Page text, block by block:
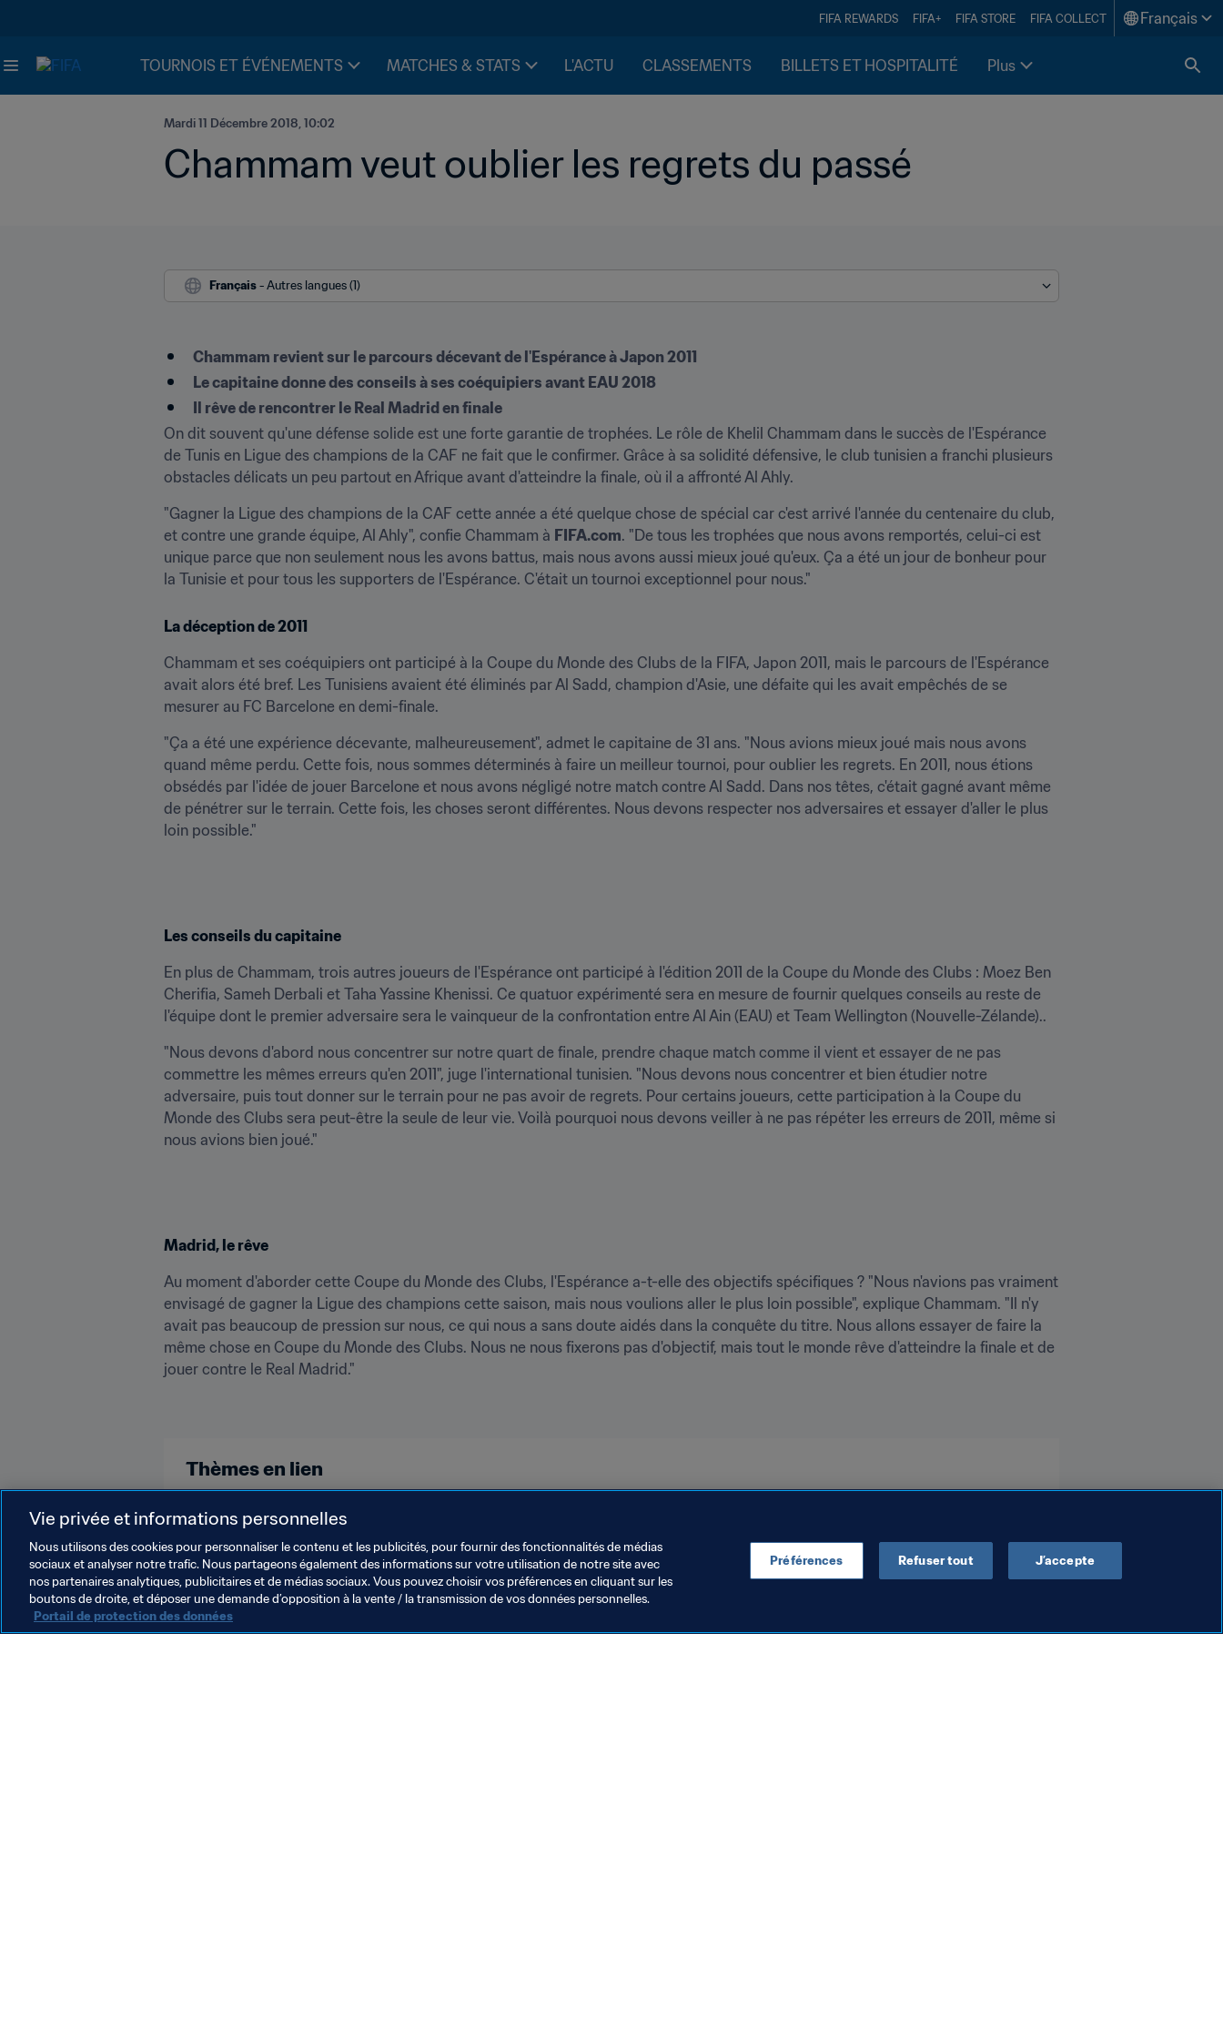
FIFA REWARDS FIFA+ FIFA STORE FIFA COLLECT Français
TOURNOIS ET ÉVÉNEMENTS MATCHES & STATS L'ACTU CLASSEMENTS BILLETS ET HOSPITALITÉ Plus
Mardi 11 Décembre 2018, 10:02
Chammam veut oublier les regrets du passé
Français - Autres langues (1)
Chammam revient sur le parcours décevant de l'Espérance à Japon 2011
Le capitaine donne des conseils à ses coéquipiers avant EAU 2018
Il rêve de rencontrer le Real Madrid en finale
On dit souvent qu'une défense solide est une forte garantie de trophées. Le rôle de Khelil Chammam dans le succès de l'Espérance
de Tunis en Ligue des champions de la CAF ne fait que le confirmer. Grâce à sa solidité défensive, le club tunisien a franchi plusieurs
obstacles délicats un peu partout en Afrique avant d'atteindre la finale, où il a affronté Al Ahly.
"Gagner la Ligue des champions de la CAF cette année a été quelque chose de spécial car c'est arrivé l'année du centenaire du club,
et contre une grande équipe, Al Ahly", confie Chammam à FIFA.com. "De tous les trophées que nous avons remportés, celui-ci est
unique parce que non seulement nous les avons battus, mais nous avons aussi mieux joué qu'eux. Ça a été un jour de bonheur pour
la Tunisie et pour tous les supporters de l'Espérance. C'était un tournoi exceptionnel pour nous."
La déception de 2011
Chammam et ses coéquipiers ont participé à la Coupe du Monde des Clubs de la FIFA, Japon 2011, mais le parcours de l'Espérance
avait alors été bref. Les Tunisiens avaient été éliminés par Al Sadd, champion d'Asie, une défaite qui les avait empêchés de se
mesurer au FC Barcelone en demi-finale.
"Ça a été une expérience décevante, malheureusement", admet le capitaine de 31 ans. "Nous avions mieux joué mais nous avons
quand même perdu. Cette fois, nous sommes déterminés à faire un meilleur tournoi, pour oublier les regrets. En 2011, nous étions
obsédés par l'idée de jouer Barcelone et nous avons négligé notre match contre Al Sadd. Dans nos têtes, c'était gagné avant même
de pénétrer sur le terrain. Cette fois, les choses seront différentes. Nous devons respecter nos adversaires et essayer d'aller le plus
loin possible."
Les conseils du capitaine
En plus de Chammam, trois autres joueurs de l'Espérance ont participé à l'édition 2011 de la Coupe du Monde des Clubs : Moez Ben
Cherifia, Sameh Derbali et Taha Yassine Khenissi. Ce quatuor expérimenté sera en mesure de fournir quelques conseils au reste de
l'équipe dont le premier adversaire sera le vainqueur de la confrontation entre Al Ain (EAU) et Team Wellington (Nouvelle-Zélande)..
"Nous devons d'abord nous concentrer sur notre quart de finale, prendre chaque match comme il vient et essayer de ne pas
commettre les mêmes erreurs qu'en 2011", juge l'international tunisien. "Nous devons nous concentrer et bien étudier notre
adversaire, puis tout donner sur le terrain pour ne pas avoir de regrets. Pour certains joueurs, cette participation à la Coupe du
Monde des Clubs sera peut-être la seule de leur vie. Voilà pourquoi nous devons veiller à ne pas répéter les erreurs de 2011, même si
nous avions bien joué."
Madrid, le rêve
Au moment d'aborder cette Coupe du Monde des Clubs, l'Espérance a-t-elle des objectifs spécifiques ? "Nous n'avions pas vraiment
envisagé de gagner la Ligue des champions cette saison, mais nous voulions aller le plus loin possible", explique Chammam. "Il n'y
avait pas beaucoup de pression sur nous, ce qui nous a sans doute aidés dans la conquête du titre. Nous allons essayer de faire la
même chose en Coupe du Monde des Clubs. Nous ne nous fixerons pas d'objectif, mais tout le monde rêve d'atteindre la finale et de
jouer contre le Real Madrid."
Thèmes en lien
Compétitions FIFA
Vie privée et informations personnelles
Nous utilisons des cookies pour personnaliser le contenu et les publicités, pour fournir des fonctionnalités de médias
sociaux et analyser notre trafic. Nous partageons également des informations sur votre utilisation de notre site avec
nos partenaires analytiques, publicitaires et de médias sociaux. Vous pouvez choisir vos préférences en cliquant sur les
boutons de droite, et déposer une demande d’opposition à la vente / la transmission de vos données personnelles.
Portail de protection des données
Préférences Refuser tout J’accepte